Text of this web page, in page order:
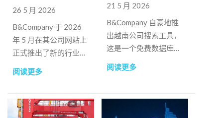
26 5 月 2026
B&Company 于 2026
年 5 月在其公司网站上
正式推出了新的行业报
告版块，为对越南市场
感兴趣的公司、投资者
业报告。.
阅读更多
21 5 月 2026
B&Company 自豪地推
出越南公司搜索工具，
这是一个免费数据库，
用户可以使用该数据库
搜索在越南运营的公
阅读更多